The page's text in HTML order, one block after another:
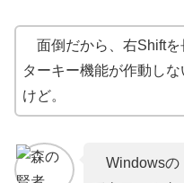
面倒だから、右Shiftを
ターキー機能が作動し
けど。
Windowsの